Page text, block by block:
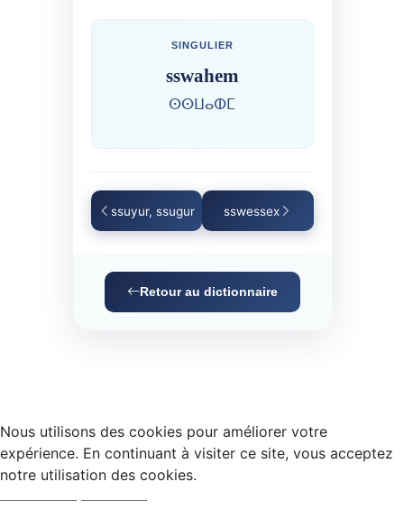
SINGULIER
sswahem
ⵙⵙⵡⴰⵀⵎ
ssuyur, ssugur sswessex
Retour au dictionnaire
Nous utilisons des cookies pour améliorer votre
expérience. En continuant à visiter ce site, vous acceptez
notre utilisation des cookies.